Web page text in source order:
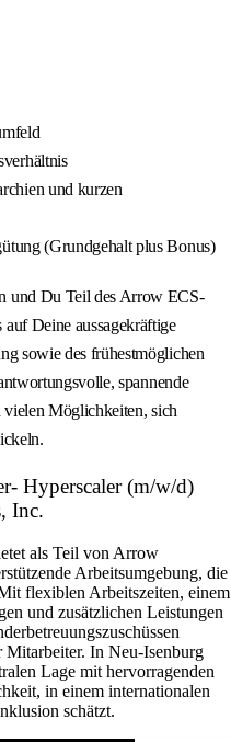
und kurzen
(Grundgehalt plus Bonus)
und Du Teil des Arrow ECS-
Deine aussagekräftige
sowie des frühestmöglichen
spannende
Möglichkeiten, sich
Hyperscaler (m/w/d)
Inc.
als Teil von Arrow
Arbeitsumgebung, die
flexiblen Arbeitszeiten, einem
und zusätzlichen Leistungen
Mitarbeiter. In Neu-Isenburg
Lage mit hervorragenden
in einem internationalen
schätzt.